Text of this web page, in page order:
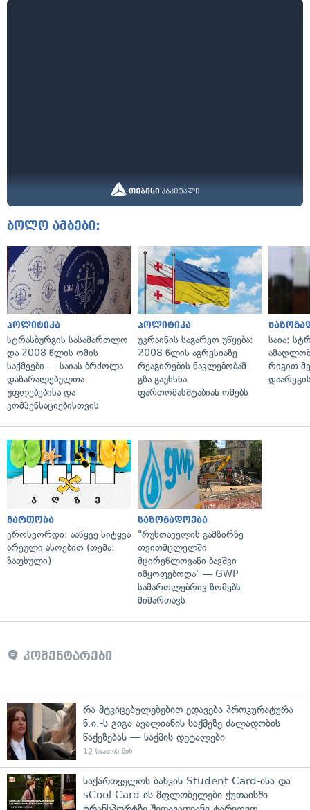
ბოლო ამბები:
პოლიტიკა
სტრასბურგის სასამართლო
და 2008 წლის ომის
საქმეები — საიას ბრძოლა
დაზარალებულთა
უფლებებისა და
კომპენსაციებისთვის
პოლიტიკა
უკრაინის საგარეო უწყება:
2008 წლის აგრესიაზე
რეაგირების ნაკლებობამ
გზა გაუხსნა
ფართომასშტაბიან ომებს
საია:
რიგით
გართობა
კროსვორდი: ააწყვე სიტყვა
არეული ასოებით (თემა:
ზაფხული)
საზოგადოება
"რუსთაველის გამზირზე
თვითმცლელში
მცირეწლოვანი ბავშვი
იმყოფებოდა" — GWP
სამართლებრივ ზომებს
მიმართავს
კომენტარები
რა მტკიცებულებებით ედავება პროკურატურა
ნ.ი.-ს გიგა ავალიანის საქმეზე ძალადობის
წაქეზებას — საქმის დეტალები
12 საათის წინ
საქართველოს ბანკის Student Card-ისა და
sCool Card-ის მფლობელები ქუთაისში